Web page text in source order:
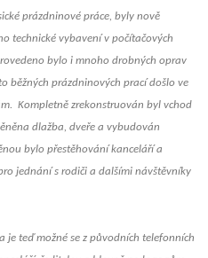
prázdninové práce, byly nově
technické vybavení v počítačových
bylo i mnoho drobných oprav
běžných prázdninových prací došlo ve
Kompletně zrekonstruován byl vchod
dlažba, dveře a vybudován
bylo přestěhování kanceláří a
jednání s rodiči a dalšími návštěvníky
teď možné se z původních telefonních